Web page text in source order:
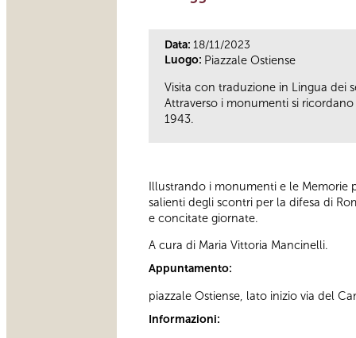
Data: 18/11/2023
Luogo: Piazzale Ostiense
Visita con traduzione in Lingua dei
Attraverso i monumenti si
1943.
Illustrando i monumenti e le Memorie
salienti degli scontri per la difesa di
e concitate giornate.
A cura di Maria Vittoria Mancinelli.
Appuntamento:
piazzale Ostiense, lato inizio via del
Informazioni: